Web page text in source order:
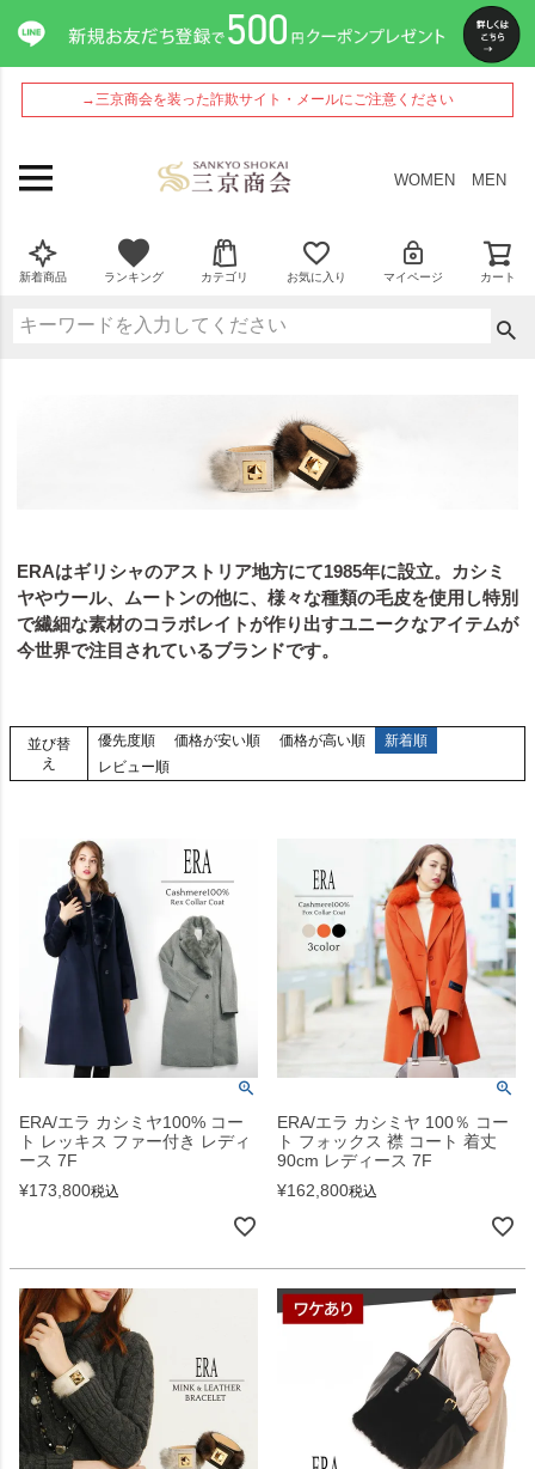
→三京商会を装った詐欺サイト・メールにご注意ください
WOMEN MEN
新着商品 ランキング カテゴリ お気に入り マイページ カート
ERAはギリシャのアストリア地方にて1985年に設立。カシミ
ヤやウール、ムートンの他に、様々な種類の毛皮を使用し特別
で繊細な素材のコラボレイトが作り出すユニークなアイテムが
今世界で注目されているブランドです。
並び替
え
優先度順 価格が安い順 価格が高い順
新着順
レビュー順
ERA/エラ カシミヤ100% コー
ト レッキス ファー付き レディ
ース 7F
¥173,800税込
ERA/エラ カシミヤ 100％ コー
ト フォックス 襟 コート 着丈
90cm レディース 7F
¥162,800税込